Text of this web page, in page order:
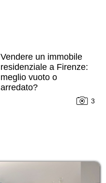
Vendere un immobile
residenziale a Firenze:
meglio vuoto o
arredato?
3